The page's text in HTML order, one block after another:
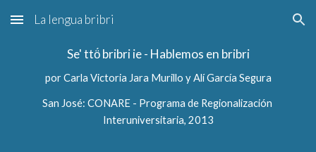
Skip to main content Skip to navigation
La lengua bribri
Se' ttö́ bribri ie - Hablemos en bribri
por Carla Victoria Jara Murillo y Alí García Segura
San José: CONARE - Programa de Regionalización
Interuniversitaria, 2013